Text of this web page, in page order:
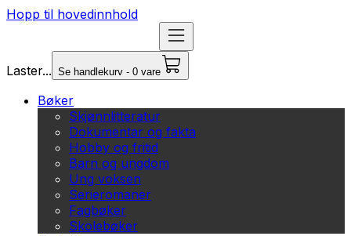
Hopp til hovedinnhold
Laster... Se handlekurv - 0 vare
Bøker
Skjønnlitteratur
Dokumentar og fakta
Hobby og fritid
Barn og ungdom
Ung voksen
Serieromaner
Fagbøker
Skolebøker